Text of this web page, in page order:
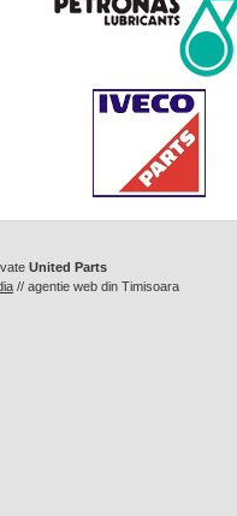
United Parts
// agentie web din Timisoara